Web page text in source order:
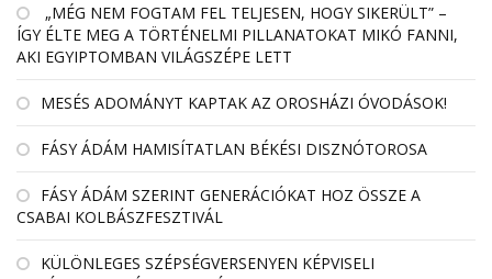
„MÉG NEM FOGTAM FEL TELJESEN, HOGY SIKERÜLT” –
ÍGY ÉLTE MEG A TÖRTÉNELMI PILLANATOKAT MIKÓ FANNI,
AKI EGYIPTOMBAN VILÁGSZÉPE LETT
MESÉS ADOMÁNYT KAPTAK AZ OROSHÁZI ÓVODÁSOK!
FÁSY ÁDÁM HAMISÍTATLAN BÉKÉSI DISZNÓTOROSA
FÁSY ÁDÁM SZERINT GENERÁCIÓKAT HOZ ÖSSZE A
CSABAI KOLBÁSZFESZTIVÁL
KÜLÖNLEGES SZÉPSÉGVERSENYEN KÉPVISELI